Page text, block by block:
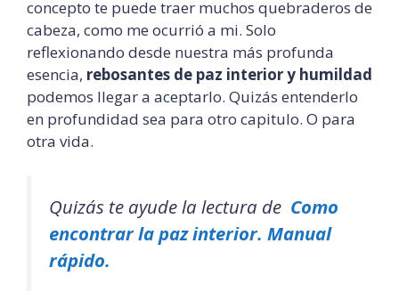
concepto te puede traer muchos quebraderos de
cabeza, como me ocurrió a mi. Solo
reflexionando desde nuestra más profunda
esencia, rebosantes de paz interior y humildad
podemos llegar a aceptarlo. Quizás entenderlo
en profundidad sea para otro capitulo. O para
otra vida.
Quizás te ayude la lectura de Como
encontrar la paz interior. Manual
rápido.